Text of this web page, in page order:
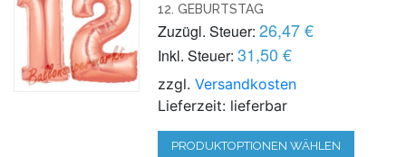
12. GEBURTSTAG
Zuzügl. Steuer: 26,47 €
Inkl. Steuer: 31,50 €
zzgl.Versandkosten
Lieferzeit: lieferbar
PRODUKTOPTIONEN WÄHLEN